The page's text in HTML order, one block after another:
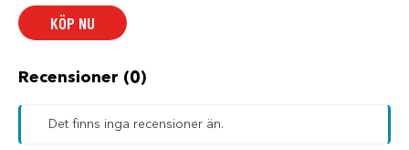
mängd
KÖP NU
Recensioner (0)
Det finns inga recensioner än.